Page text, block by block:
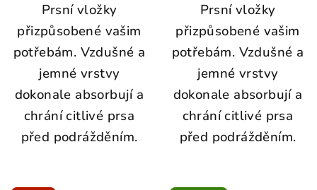
Prsní vložky
přizpůsobené vašim
potřebám. Vzdušné a
jemné vrstvy
dokonale absorbují a
chrání citlivé prsa
před podrážděním.
Prsní vložky
přizpůsobené vašim
potřebám. Vzdušné a
jemné vrstvy
dokonale absorbují a
chrání citlivé prsa
před podrážděním.